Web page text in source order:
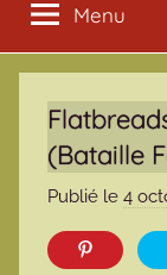
Menu
(Bataille
Publié le 4